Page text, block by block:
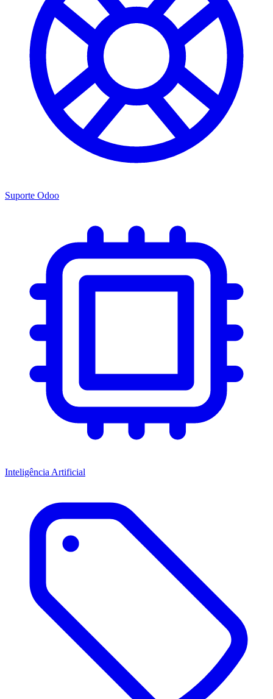
Suporte Odoo
Inteligência Artificial